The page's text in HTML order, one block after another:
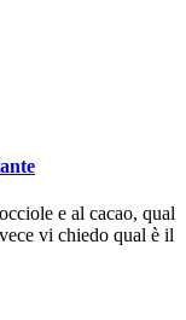
e al cacao, qual
vi chiedo qual è il